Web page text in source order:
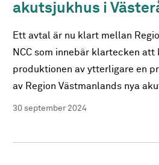
akutsjukhus i
Ett avtal är nu klart mellan
NCC som innebär klartecken att
produktionen av ytterligare en
av Region Västmanlands nya
30 september 2024